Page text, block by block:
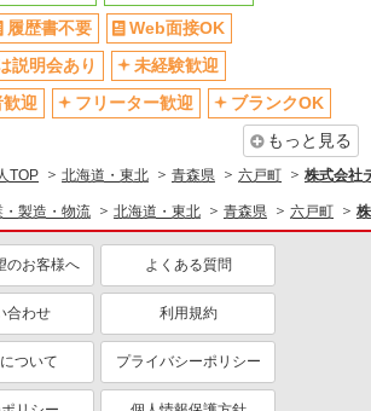
履歴書不要
Web面接OK
説明会あり
未経験歓迎
迎
フリーター歓迎
ブランクOK
もっと見る
TOP 北海道・東北 青森県 六戸町 株式会社
・製造・物流 北海道・東北 青森県 六戸町
のお客様へ よくある質問
合わせ 利用規約
ついて プライバシーポリシー